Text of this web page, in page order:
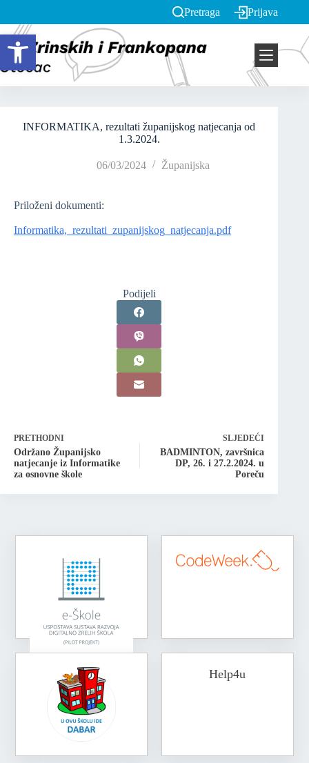
Open toolbar
Pretraga Prijava
INFORMATIKA, rezultati županijskog natjecanja od
1.3.2024.
06/03/2024 Županijska
Priloženi dokumenti:
Informatika,_rezultati_zupanijskog_natjecanja.pdf
Podijeli
PRETHODNI
Održano Županijsko
natjecanje iz Informatike
za osnovne škole
SLJEDEĆI
BADMINTON, završnica
DP, 26. i 27.2.2024. u
Poreču
Help4u